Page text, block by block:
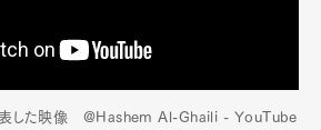
した映像 @Hashem Al-Ghaili - YouTube